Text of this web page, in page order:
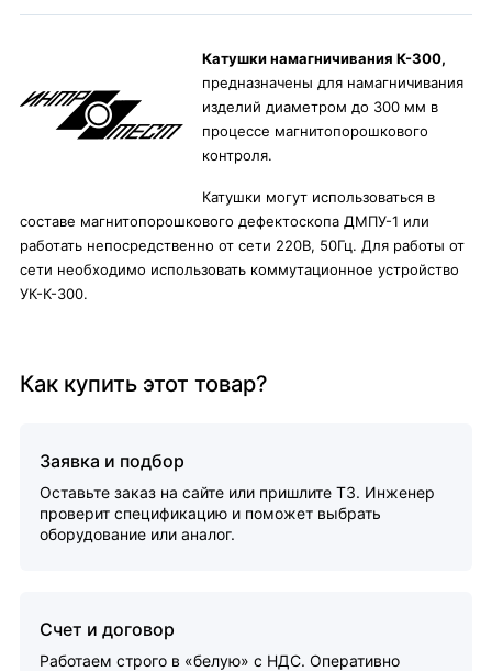
Катушки намагничивания К-300,
предназначены для намагничивания
изделий диаметром до 300 мм в
процессе магнитопорошкового
контроля.
Катушки могут использоваться в
составе магнитопорошкового дефектоскопа ДМПУ-1 или
работать непосредственно от сети 220В, 50Гц. Для работы от
сети необходимо использовать коммутационное устройство
УК-К-300.
Как купить этот товар?
Заявка и подбор
Оставьте заказ на сайте или пришлите ТЗ. Инженер
проверит спецификацию и поможет выбрать
оборудование или аналог.
Счет и договор
Работаем строго в «белую» с НДС. Оперативно